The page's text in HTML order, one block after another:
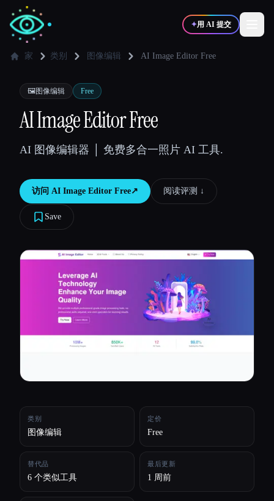
✦用 AI 提交
✍️写作者
💻 📈
家 类别 图像编辑 AI Image Editor Free
🖼️图像编辑 Free
AI Image Editor Free
AI 图像编辑器 │ 免费多合一照片 AI 工具.
访问 AI Image Editor Free↗︎ 阅读评测 ↓︎
Save
类别
图像编辑
定价
Free
替代品
6 个类似工具
最后更新
1 周前